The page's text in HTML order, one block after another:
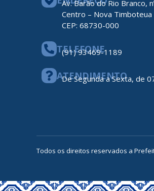
Av. Barão do Rio Branco,
Centro – Nova Timboteua
CEP: 68730-000
TELEFONE
(91) 93469-1189
ATENDIMENTO
De Segunda a Sexta, de
Todos os direitos reservados a